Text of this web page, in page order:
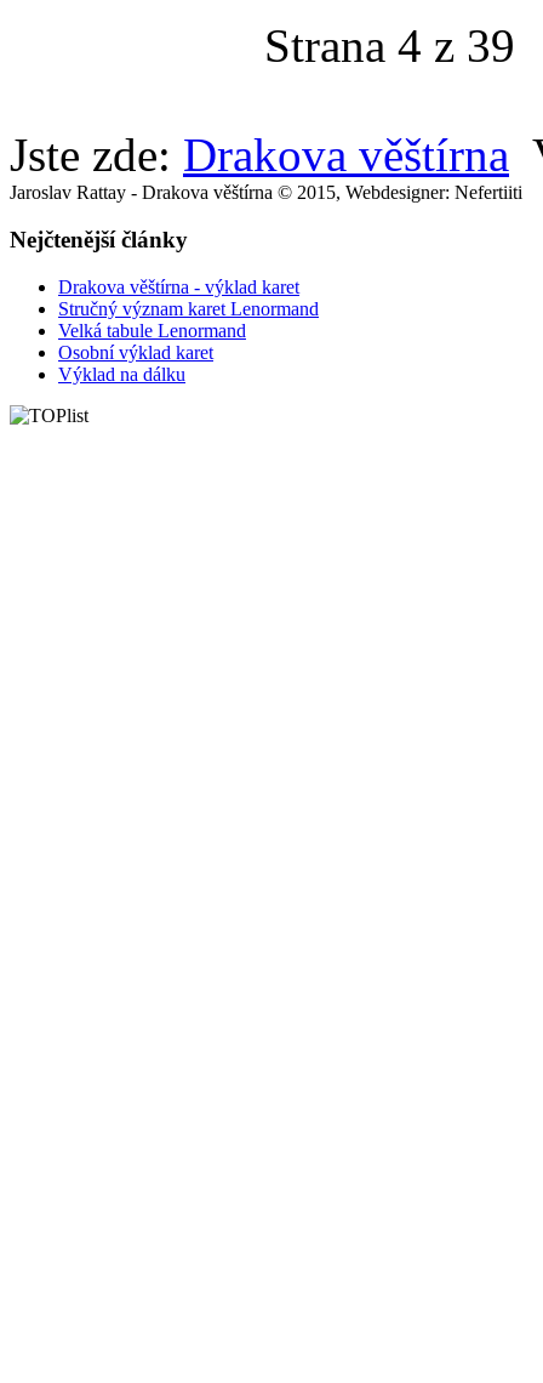
Strana 4 z 39
Jste zde: Drakova věštírna
Jaroslav Rattay - Drakova věštírna © 2015, Webdesigner: Nefertiiti
Nejčtenější články
Drakova věštírna - výklad karet
Stručný význam karet Lenormand
Velká tabule Lenormand
Osobní výklad karet
Výklad na dálku